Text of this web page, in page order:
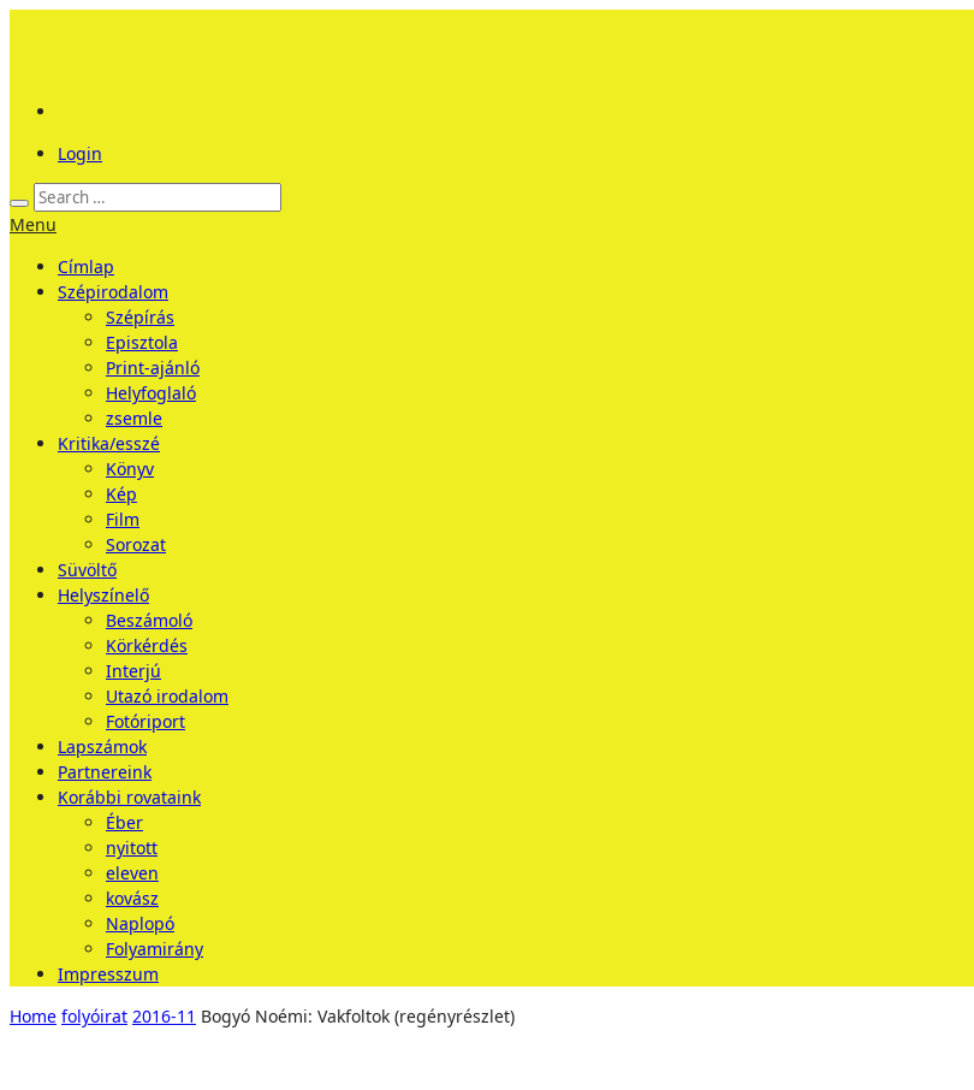
Login
Menu
Címlap
Szépirodalom
Szépírás
Episztola
Print-ajánló
Helyfoglaló
zsemle
Kritika/esszé
Könyv
Kép
Film
Sorozat
Süvöltő
Helyszínelő
Beszámoló
Körkérdés
Interjú
Utazó irodalom
Fotóriport
Lapszámok
Partnereink
Korábbi rovataink
Éber
nyitott
eleven
kovász
Naplopó
Folyamirány
Impresszum
Home folyóirat 2016-11 Bogyó Noémi: Vakfoltok (regényrészlet)